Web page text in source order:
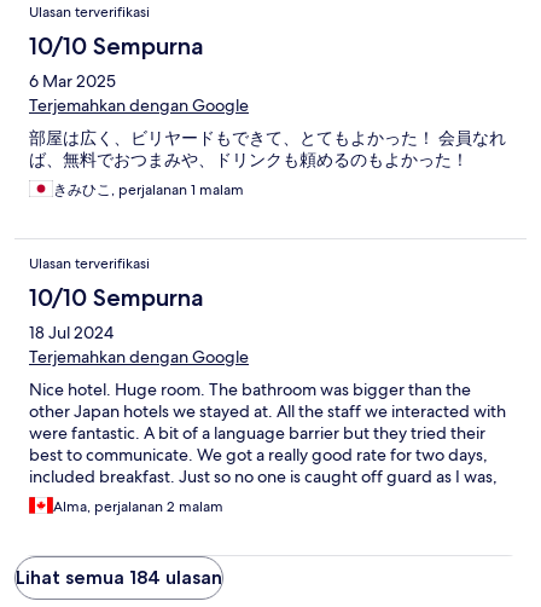
Ulasan terverifikasi
10/10 Sempurna
6 Mar 2025
Terjemahkan dengan Google
部屋は広く、ビリヤードもできて、とてもよかった！ 会員なれ
ば、無料でおつまみや、ドリンクも頼めるのもよかった！
きみひこ, perjalanan 1 malam
Ulasan terverifikasi
10/10 Sempurna
18 Jul 2024
Terjemahkan dengan Google
Nice hotel. Huge room. The bathroom was bigger than the
other Japan hotels we stayed at. All the staff we interacted with
were fantastic. A bit of a language barrier but they tried their
best to communicate. We got a really good rate for two days,
included breakfast. Just so no one is caught off guard as I was,
this is an adult hotel. Not as in no minors, but as in a love hotel. If
you’re not familiar (I was not) Google this first before booking so
was a great stay for a great rate. The 7/11 is across the street for
good snacks and actually good meals. Check out the sweets
Alma, perjalanan 2 malam
Lihat semua 184 ulasan